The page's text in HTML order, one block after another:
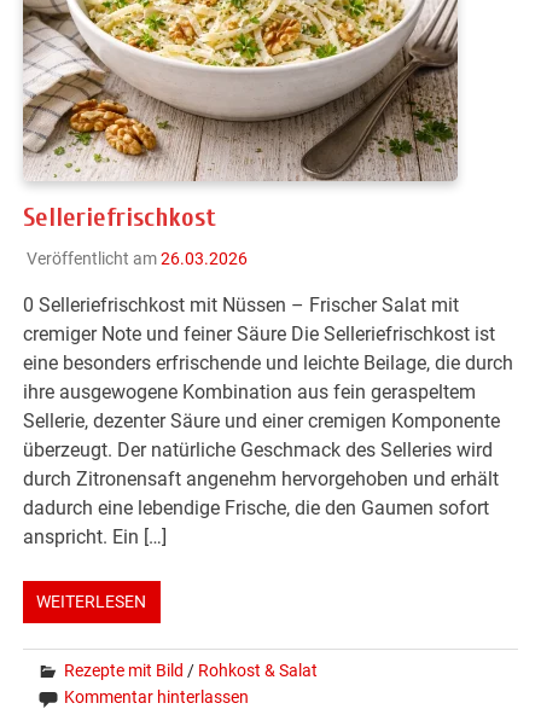
Selleriefrischkost
Veröffentlicht am26.03.2026
0 Selleriefrischkost mit Nüssen – Frischer Salat mit
cremiger Note und feiner Säure Die Selleriefrischkost ist
eine besonders erfrischende und leichte Beilage, die durch
ihre ausgewogene Kombination aus fein geraspeltem
Sellerie, dezenter Säure und einer cremigen Komponente
überzeugt. Der natürliche Geschmack des Selleries wird
durch Zitronensaft angenehm hervorgehoben und erhält
dadurch eine lebendige Frische, die den Gaumen sofort
anspricht. Ein […]
WEITERLESEN
Rezepte mit Bild / Rohkost & Salat
Kommentar hinterlassen